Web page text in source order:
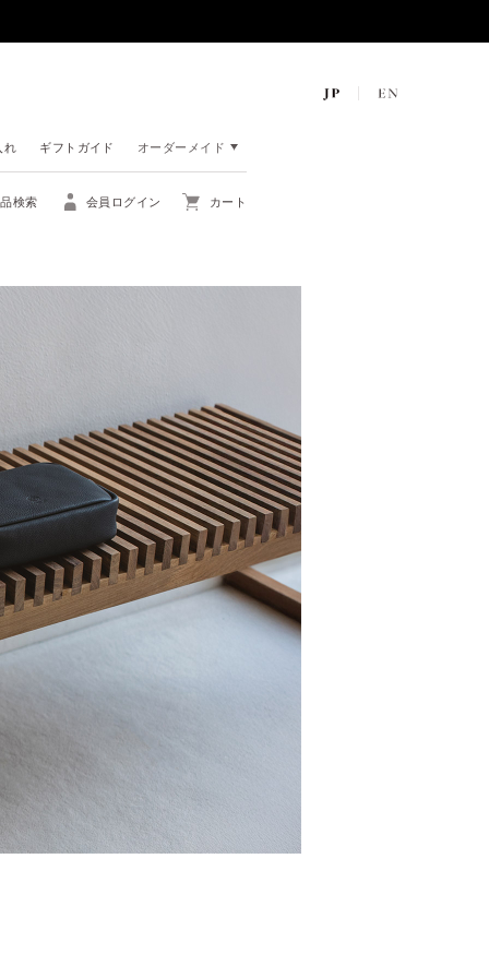
れ ギフトガイド オーダーメイド
検索 会員ログイン カート